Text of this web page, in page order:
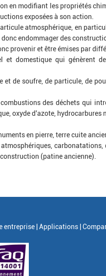
en modifiant les propriétés
exposées à son action.
atmosphérique, en
endommager des
provenir et être émises par
et domestique qui génèrent
de soufre, de particule, de
des déchets qui
oxyde d'azote, hydrocarbures
en pierre, terre cuite
(patine ancienne).
entreprise | Applications |